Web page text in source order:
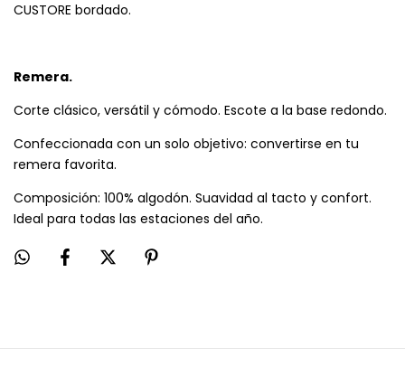
CUSTORE bordado.
Remera.
Corte clásico, versátil y cómodo. Escote a la base redondo.
Confeccionada con un solo objetivo: convertirse en tu
remera favorita.
Composición: 100% algodón. Suavidad al tacto y confort.
Ideal para todas las estaciones del año.